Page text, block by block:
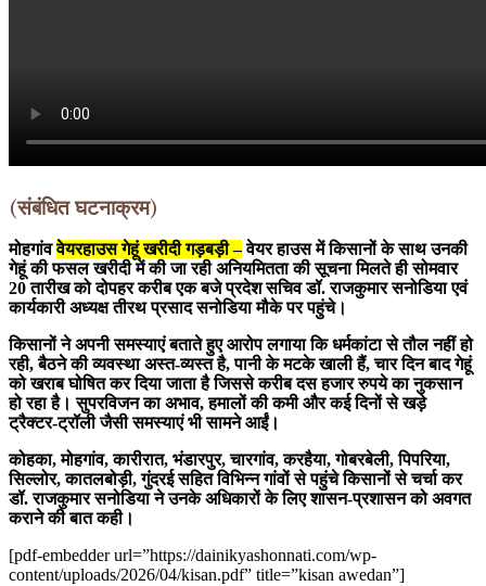
(संबंधित घटनाक्रम)
मोहगांववेयरहाउस गेहूं खरीदी गड़बड़ी –वेयर हाउस में किसानों के साथ उनकी
गेहूं की फसल खरीदी में की जा रही अनियमितता की सूचना मिलते ही सोमवार
20 तारीख को दोपहर करीब एक बजे प्रदेश सचिव डॉ. राजकुमार सनोडिया एवं
कार्यकारी अध्यक्ष तीरथ प्रसाद सनोडिया मौके पर पहुंचे।
किसानों ने अपनी समस्याएं बताते हुए आरोप लगाया कि धर्मकांटा से तौल नहीं हो
रही, बैठने की व्यवस्था अस्त-व्यस्त है, पानी के मटके खाली हैं, चार दिन बाद गेहूं
को खराब घोषित कर दिया जाता है जिससे करीब दस हजार रुपये का नुकसान
हो रहा है। सुपरविजन का अभाव, हमालों की कमी और कई दिनों से खड़े
ट्रैक्टर-ट्रॉली जैसी समस्याएं भी सामने आईं।
कोहका, मोहगांव, कारीरात, भंडारपुर, चारगांव, करहैया, गोबरबेली, पिपरिया,
सिल्लोर, कातलबोड़ी, गुंदरई सहित विभिन्न गांवों से पहुंचे किसानों से चर्चा कर
डॉ. राजकुमार सनोडिया ने उनके अधिकारों के लिए शासन-प्रशासन को अवगत
कराने की बात कही।
[pdf-embedder url=”https://dainikyashonnati.com/wp-
content/uploads/2026/04/kisan.pdf” title=”kisan awedan”]